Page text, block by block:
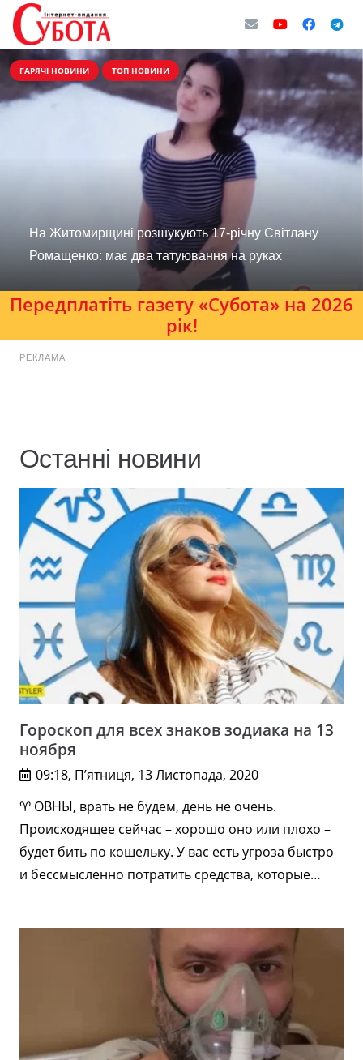
ГАРЯЧІ НОВИНИ ТОП НОВИНИ
На Житомирщині розшукують 17-річну Світлану
Ромащенко: має два татуювання на руках
Передплатіть газету «Субота» на 2026
рік!
РЕКЛАМА
Останні новини
Гороскоп для всех знаков зодиака на 13
ноября
09:18, П’ятниця, 13 Листопада, 2020
♈️ ОВНЫ, врать не будем, день не очень.
Происходящее сейчас – хорошо оно или плохо –
будет бить по кошельку. У вас есть угроза быстро
и бессмысленно потратить средства, которые…